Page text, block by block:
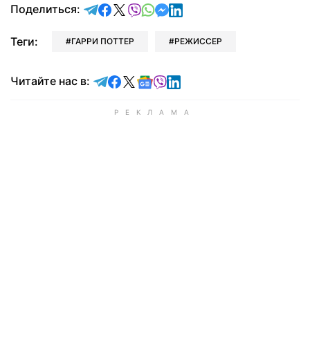
Поделиться: отправить в Telegram
поделиться в Facebook
поделиться в X
отправить в Viber
отправить в Whatsapp
отправить в Messenger
отправить в LinkedIn
Теги: ГАРРИ ПОТТЕР РЕЖИССЕР
Читайте нас в: Читайте в Telegram
Читайте в Facebook
Читайте в X
Читайте в Google news
Читайте в Viber
Читайте в LinkedIn